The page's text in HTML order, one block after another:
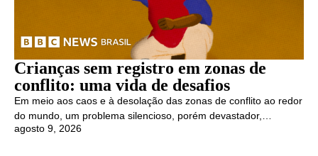
Crianças sem registro em zonas de
conflito: uma vida de desafios
Em meio aos caos e à desolação das zonas de conflito ao redor
do mundo, um problema silencioso, porém devastador,…
agosto 9, 2026